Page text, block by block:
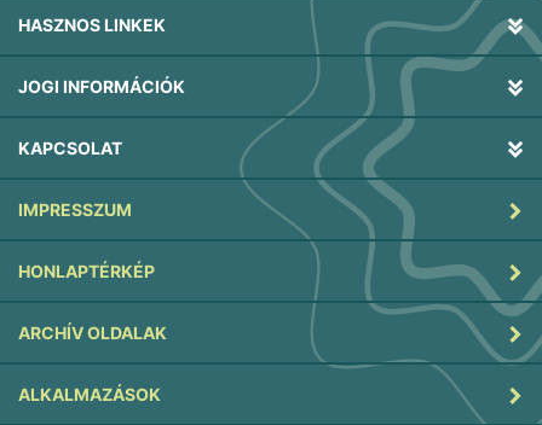
HASZNOS LINKEK
JOGI INFORMÁCIÓK
KAPCSOLAT
IMPRESSZUM
HONLAPTÉRKÉP
ARCHÍV OLDALAK
ALKALMAZÁSOK